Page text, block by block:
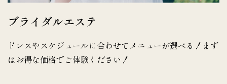
ブライダルエステ
ドレスやスケジュールに合わせてメニューが選べる！まず
はお得な価格でご体験ください！